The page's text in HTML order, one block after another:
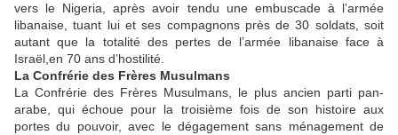
vers le Nigeria, après avoir tendu une embuscade à l’armée
libanaise, tuant lui et ses compagnons près de 30 soldats, soit
autant que la totalité des pertes de l’armée libanaise face à
Israël,en 70 ans d’hostilité.
La Confrérie des Frères Musulmans
La Confrérie des Frères Musulmans, le plus ancien parti pan-
arabe, qui échoue pour la troisième fois de son histoire aux
portes du pouvoir, avec le dégagement sans ménagement de